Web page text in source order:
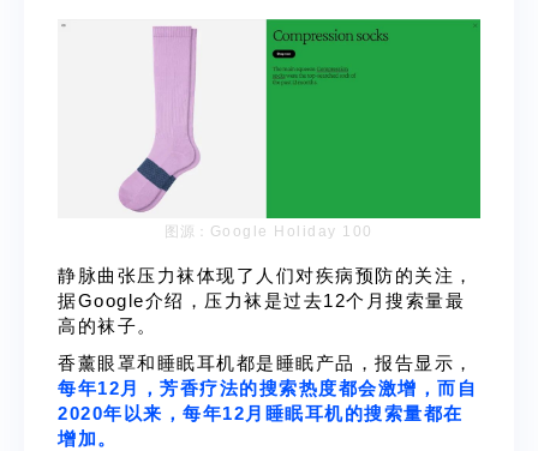
图源： Google Holiday 100
静脉曲张压力袜体现了人们对疾病预防的关注，
据Google介绍，压力袜是过去12个月搜索量最
高的袜子。
香薰眼罩和睡眠耳机都是睡眠产品，报告显示，
每年12月， 芳香疗法的搜索热度都会激增，而自
2020年以来，每年12月 睡眠耳机的搜索量都在
增加。